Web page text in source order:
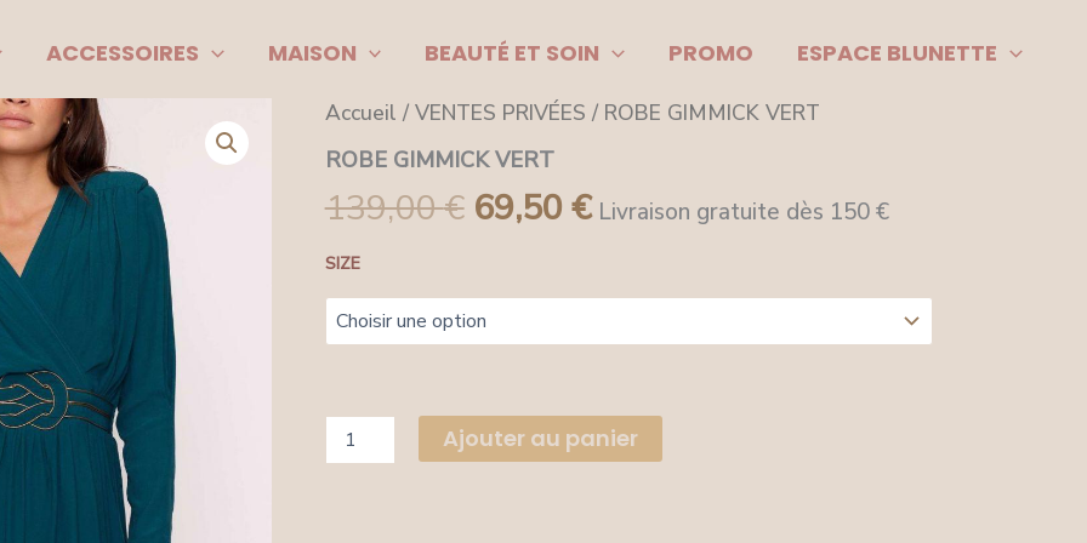
ACCESSOIRES MAISON BEAUTÉ ET SOIN PROMO ESPACE BLUNETTE
Accueil / VENTES PRIVÉES / ROBE GIMMICK VERT
ROBE GIMMICK VERT
139,00€
Le
prix
initial
139,00 €.
69,50 €
Le
actuel
69,50 €.
Livraison gratuite dès 150 €
SIZE
quantité
ROBE
VERT
Ajouter au panier